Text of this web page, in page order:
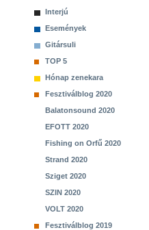
Interjú
Események
Gitársuli
TOP 5
Hónap zenekara
Fesztiválblog 2020
Balatonsound 2020
EFOTT 2020
Fishing on Orfű 2020
Strand 2020
Sziget 2020
SZIN 2020
VOLT 2020
Fesztiválblog 2019